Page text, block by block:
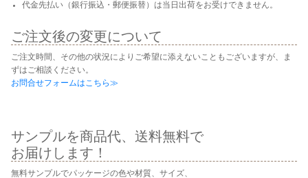
代金先払い（銀行振込・郵便振替）は当日出荷をお受けできません。
ご注文後の変更について
ご注文時間、その他の状況によりご希望に添えないこともございますが、ま
ずはご相談ください。
お問合せフォームはこちら≫
サンプルを商品代、送料無料で
お届けします！
無料サンプルでパッケージの色や材質、サイズ、